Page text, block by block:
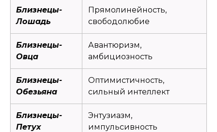
Близнецы-
Лошадь
Прямолинейность,
свободолюбие
Близнецы-
Овца
Авантюризм,
амбициозность
Близнецы-
Обезьяна
Оптимистичность,
сильный интеллект
Близнецы-
Петух
Энтузиазм,
импульсивность